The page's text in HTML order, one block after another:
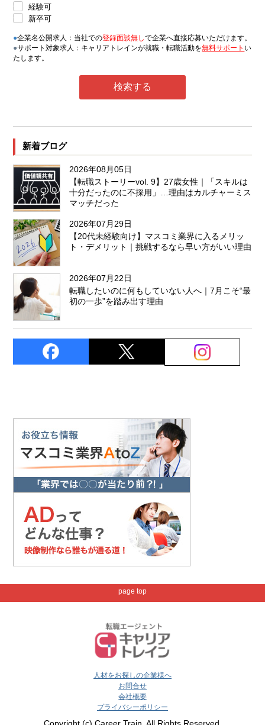
経験可
新卒可
●企業名公開求人：当社での登録面談無しで企業へ直接応募いただけます。
●サポート対象求人：キャリアトレインが就職・転職活動を無料サポート い
たします。
新着ブログ
2026年08月05日
【転職ストーリーvol. 9】27歳女性｜「スキルは
十分だったのに不採用」…理由はカルチャーミス
マッチだった
2026年07月29日
【20代未経験向け】マスコミ業界に入るメリッ
ト・デメリット｜挑戦するなら早い方がいい理由
2026年07月22日
転職したいのに何もしていない人へ｜7月こそ“最
初の一歩”を踏み出す理由
page top
人材をお探しの企業様へ
お問合せ
会社概要
プライバシーポリシー
Copyright (c) Career Train. All Rights Reserved.